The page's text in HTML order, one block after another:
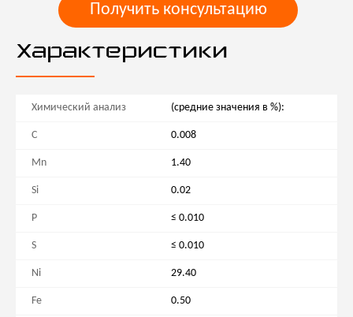
Получить консультацию
Характеристики
Химический анализ (средние значения в %):
C 0.008
Mn 1.40
Si 0.02
P ≤ 0.010
S ≤ 0.010
Ni 29.40
Fe 0.50